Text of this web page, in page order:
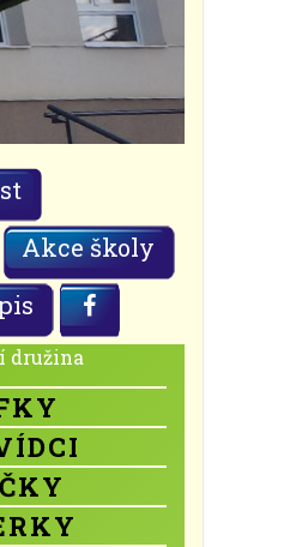
Akce školy
družina